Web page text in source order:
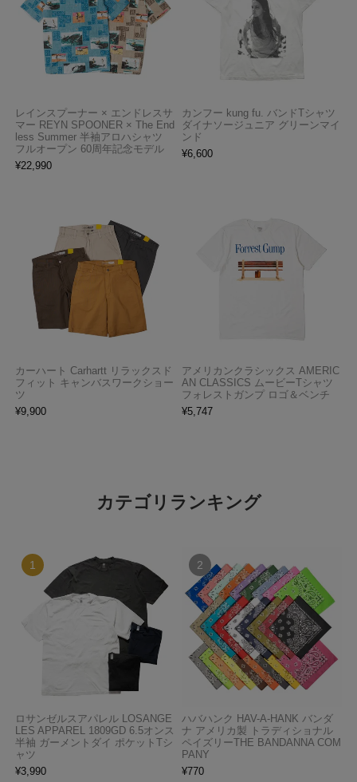
レインスプーナー × エンドレスサ
マー REYN SPOONER × The End
less Summer 半袖アロハシャツ
フルオープン 60周年記念モデル
¥22,990
カンフー kung fu. バンドTシャツ
ダイナソージュニア グリーンマイ
ンド
¥6,600
カーハート Carhartt リラックスド
フィット キャンバスワークショー
ツ
¥9,900
アメリカンクラシックス AMERIC
AN CLASSICS ムービーTシャツ
フォレストガンプ ロゴ＆ベンチ
¥5,747
カテゴリランキング
ロサンゼルスアパレル LOSANGE
LES APPAREL 1809GD 6.5オンス
半袖 ガーメントダイ ポケットTシ
ャツ
¥3,990
ハバハンク HAV-A-HANK バンダ
ナ アメリカ製 トラディショナル
ペイズリーTHE BANDANNA COM
PANY
¥770